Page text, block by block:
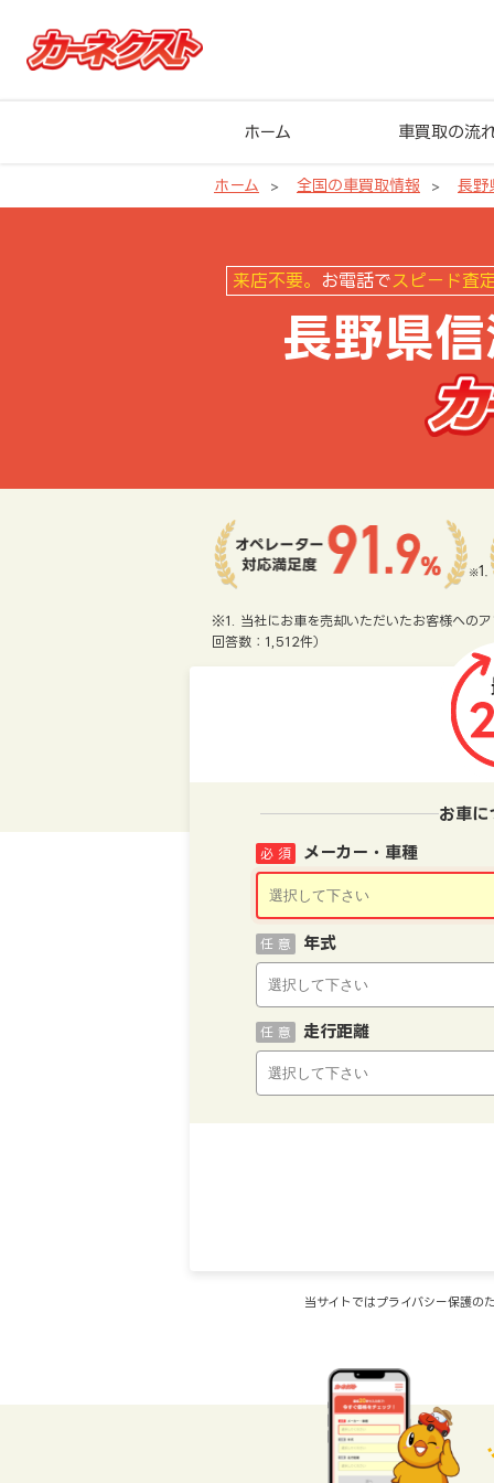
ホーム 車買取の流
ホーム 全国の車買取情報 長野
来店不要。 お電話で スピード査
長野県
※1. 当社にお車を売却いただいたお客様への
回答数：1,512件）
お車に
メーカー・車種
必 須
年式
任 意
走行距離
任 意
当サイトではプライバシー保護の